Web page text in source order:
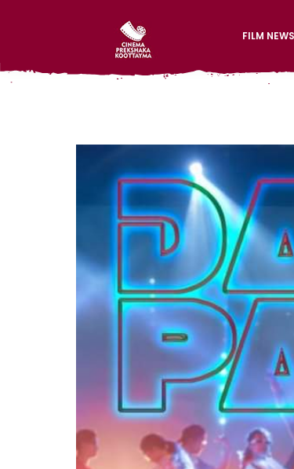
FILM NEWS